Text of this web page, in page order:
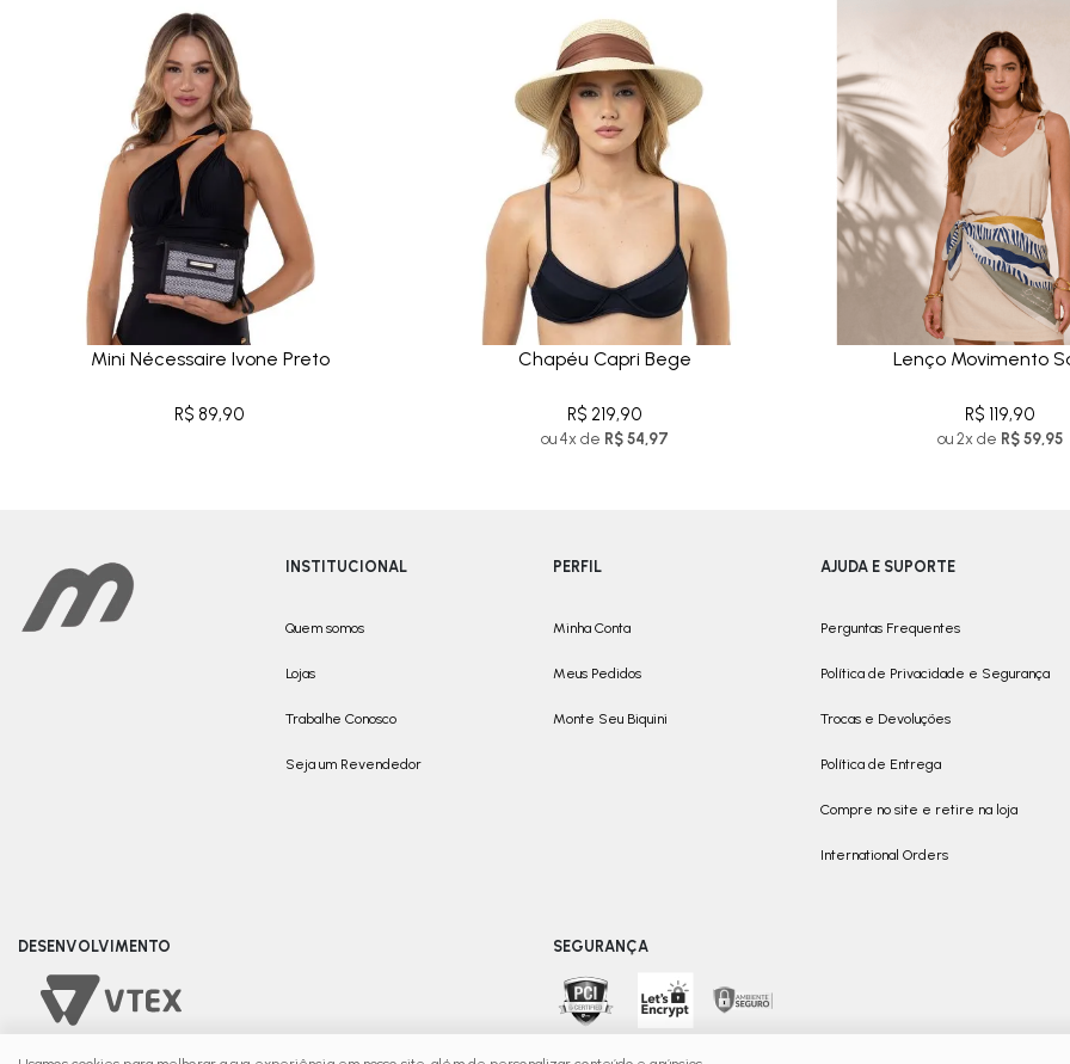
Mini Nécessaire Ivone Preto
R$ 89,90
Chapéu Capri Bege
R$ 219,90
ou 4x de R$ 54,97
Lenço Movimento
R$ 119,90
ou 2x de R$ 59,95
INSTITUCIONAL
Quem somos
Lojas
Trabalhe Conosco
Seja um Revendedor
PERFIL
Minha Conta
Meus Pedidos
Monte Seu Biquini
AJUDA E SUPORTE
Perguntas Frequentes
Política de Privacidade e Segurança
Trocas e Devoluções
Política de Entrega
Compre no site e retire na loja
International Orders
DESENVOLVIMENTO SEGURANÇA